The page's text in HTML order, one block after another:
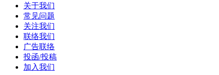
关于我们
常见问题
关注我们
联络我们
广告联络
投函/投稿
加入我们